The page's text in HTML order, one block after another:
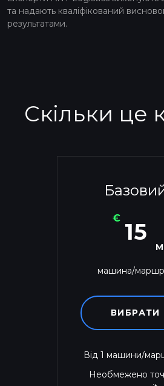
та надають кваліфікований
результатами.
Скільки це
€
15
машина/
ВИБРАТИ
Від 1 машини/
Необмежено